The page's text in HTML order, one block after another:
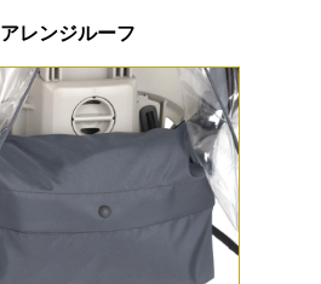
アレンジルーフ